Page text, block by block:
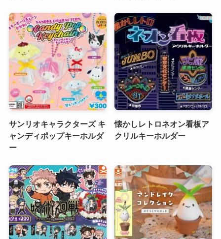
サンリオキャラクターズ キ
ャンディポップキーホルダ
ー
懐かしレトロネオン看板ア
クリルキーホルダー